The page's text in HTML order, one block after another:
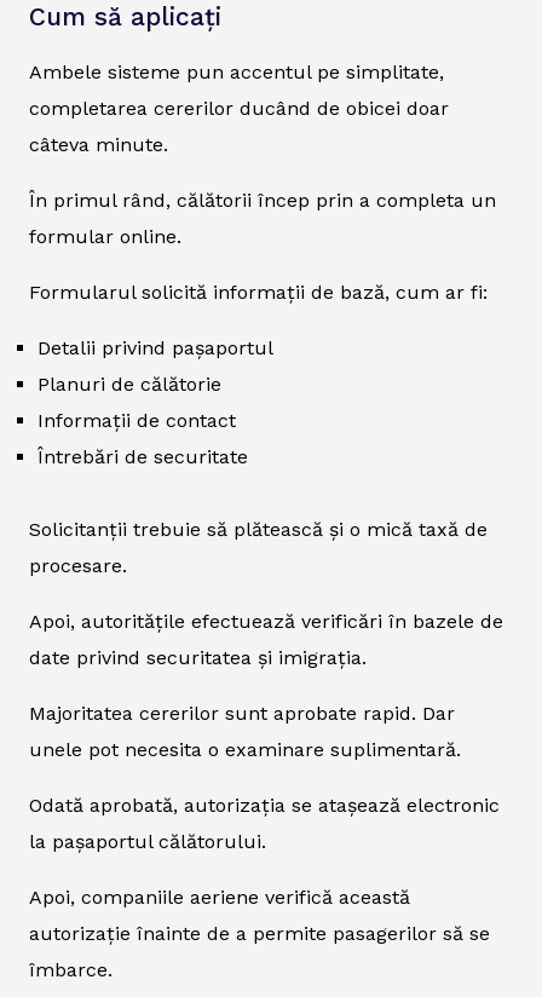
Cum să aplicați
Ambele sisteme pun accentul pe simplitate,
completarea cererilor ducând de obicei doar
câteva minute.
În primul rând, călătorii încep prin a completa un
formular online.
Formularul solicită informații de bază, cum ar fi:
Detalii privind pașaportul
Planuri de călătorie
Informații de contact
Întrebări de securitate
Solicitanții trebuie să plătească și o mică taxă de
procesare.
Apoi, autoritățile efectuează verificări în bazele de
date privind securitatea și imigrația.
Majoritatea cererilor sunt aprobate rapid. Dar
unele pot necesita o examinare suplimentară.
Odată aprobată, autorizația se atașează electronic
la pașaportul călătorului.
Apoi, companiile aeriene verifică această
autorizație înainte de a permite pasagerilor să se
îmbarce.